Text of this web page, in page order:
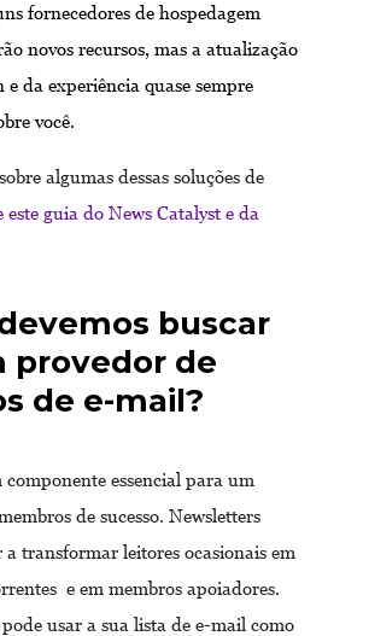
fornecedores de hospedagem
novos recursos, mas a atualização
e da experiência quase sempre
você.
algumas dessas soluções de
este guia do News Catalyst e da
buscar
provedor de
de e-mail?
componente essencial para um
de sucesso. Newsletters
transformar leitores ocasionais em
e em membros apoiadores.
usar a sua lista de e-mail como